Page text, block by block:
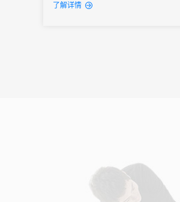
商贸网络，展示香港的优质服务及创新
了解详情